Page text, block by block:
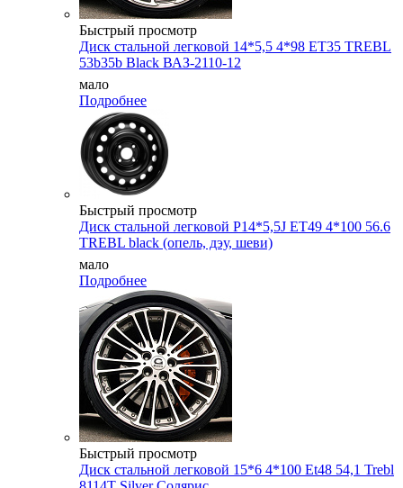
Быстрый просмотр
Диск стальной легковой 14*5,5 4*98 ET35 TREBL
53b35b Black ВАЗ-2110-12
мало
Подробнее
Быстрый просмотр
Диск стальной легковой P14*5,5J ET49 4*100 56.6
TREBL black (опель, дэу, шеви)
мало
Подробнее
Быстрый просмотр
Диск стальной легковой 15*6 4*100 Et48 54,1 Trebl